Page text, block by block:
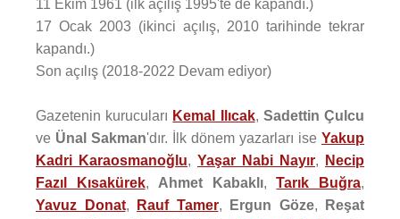
11 Ekim 1961 (ilk açılış 1995'te de kapandı.)
17 Ocak 2003 (ikinci açılış, 2010 tarihinde tekrar
kapandı.)
Son açılış (2018-2022 Devam ediyor)
Gazetenin kurucuları Kemal Ilıcak, Sadettin Çulcu
ve Ünal Sakman'dır. İlk dönem yazarları ise Yakup
Kadri Karaosmanoğlu, Yaşar Nabi Nayır,
Necip
Fazıl Kısakürek, Ahmet Kabaklı,Tarık Buğra,
Yavuz Donat, Rauf Tamer, Ergun Göze,
Reşat